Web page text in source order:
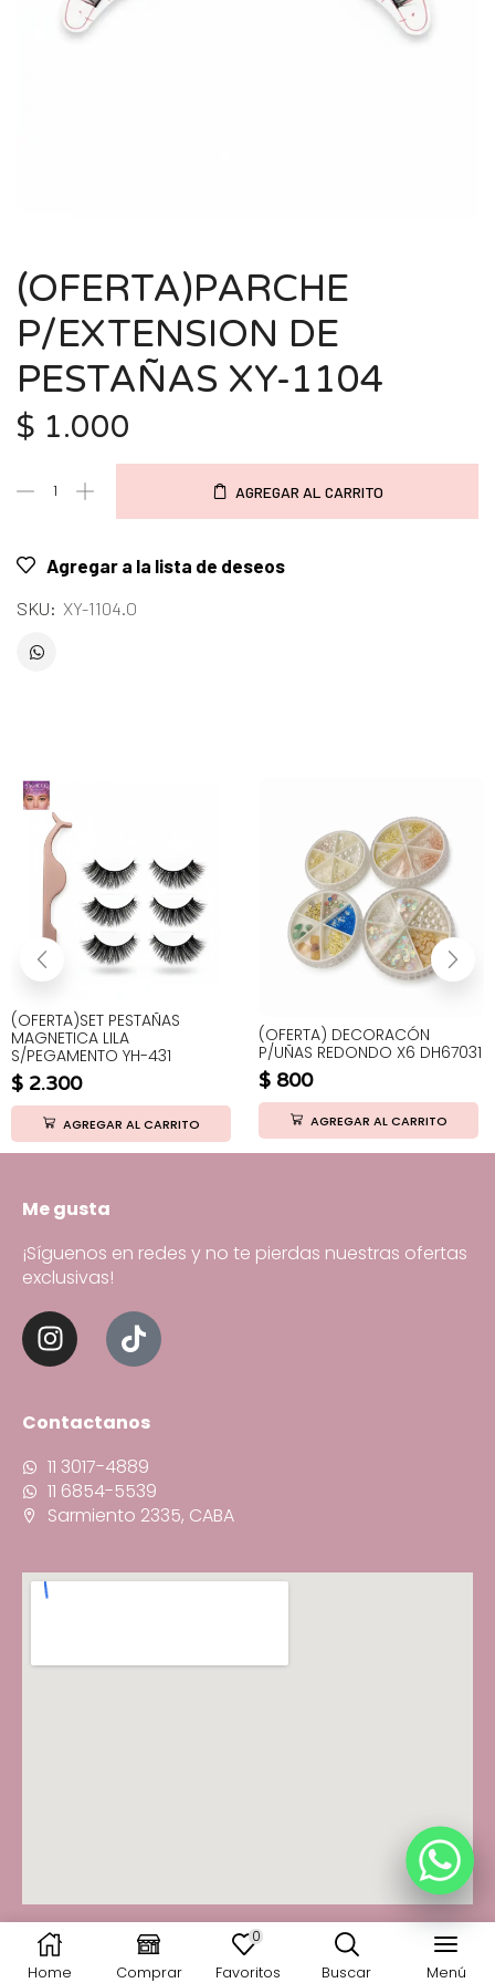
(OFERTA)PARCHE
P/EXTENSION DE
PESTAÑAS XY-1104
$ 1.000
AGREGAR AL CARRITO
Agregar a la lista de deseos
SKU: XY-1104.O
(OFERTA)SET PESTAÑAS
MAGNETICA LILA
S/PEGAMENTO YH-431
$ 2.300
AGREGAR AL CARRITO
(OFERTA) DECORACÓN
P/UÑAS REDONDO X6 DH67031
$ 800
AGREGAR AL CARRITO
Home Comprar
0
Favoritos
Buscar Menú
Me gusta
¡Síguenos en redes y no te pierdas nuestras ofertas
exclusivas!
Contactanos
11 3017-4889
11 6854-5539
Sarmiento 2335, CABA
© 2025 Fancy You · Todos los derechos reservados